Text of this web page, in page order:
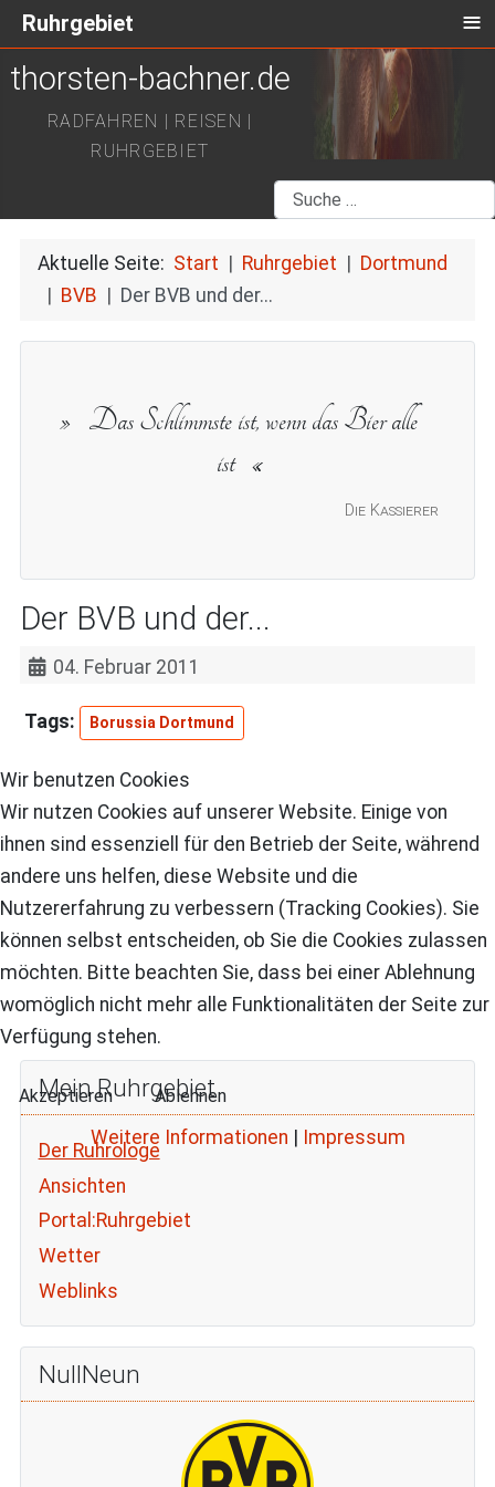
thorsten-bachner.de
RADFAHREN | REISEN |
RUHRGEBIET
Suchen
Aktuelle Seite: Start Ruhrgebiet
Dortmund
BVB
Der BVB und der...
Die Kassierer
Das Schlimmste ist, wenn das Bier alle
ist
Der BVB und der...
04. Februar 2011
Borussia Dortmund
Mein Ruhrgebiet
Der Ruhrologe
Ansichten
Portal:Ruhrgebiet
Wetter
Weblinks
NullNeun
Wir benutzen Cookies
Wir nutzen Cookies auf unserer Website. Einige von
ihnen sind essenziell für den Betrieb der Seite, während
andere uns helfen, diese Website und die
Nutzererfahrung zu verbessern (Tracking Cookies). Sie
können selbst entscheiden, ob Sie die Cookies zulassen
möchten. Bitte beachten Sie, dass bei einer Ablehnung
womöglich nicht mehr alle Funktionalitäten der Seite zur
Verfügung stehen.
Akzeptieren Ablehnen
Weitere Informationen | Impressum
Ruhrgebiet ≡